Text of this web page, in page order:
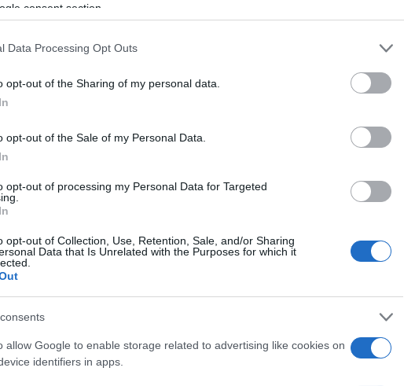
consent section.
Data Processing Opt Outs
opt-out of the Sharing of my personal data.
opt-out of the Sale of my Personal Data.
opt-out of processing my Personal Data for Targeted
opt-out of Collection, Use, Retention, Sale, and/or Sharing
Data that Is Unrelated with the Purposes for which it
allow Google to enable storage related to advertising like cookies on
identifiers in apps.
και μάθετε πρώτοι όλες τις ειδήσεις!
χθες, Παρασκευή 15 Μαΐου 2026,
της Δημόσιας Υπηρεσίας
οι προσωρινοί πίνακες Δικαιούχων
Κοινωνικού Τουρισμού
– Ανέργων 2026-2027.